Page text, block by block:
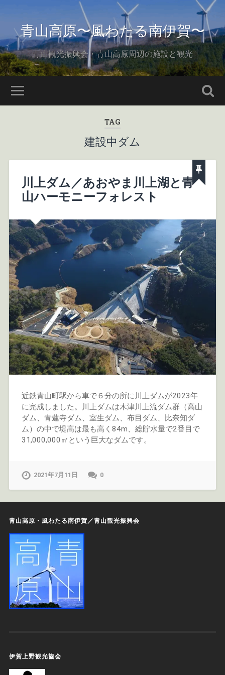
青山高原〜風わたる南伊賀〜
青山観光振興会・青山高原周辺の施設と観光
TAG
建設中ダム
川上ダム／あおやま川上湖と青
山ハーモニーフォレスト
近鉄青山町駅から車で６分の所に川上ダムが2023年
に完成しました。川上ダムは木津川上流ダム群（高山
ダム、青蓮寺ダム、室生ダム、布目ダム、比奈知ダ
ム）の中で堤高は最も高く84m、総貯水量で2番目で
31,000,000㎥という巨大なダムです。
2021年7月11日 0
青山高原・風わたる南伊賀／青山観光振興会
伊賀上野観光協会